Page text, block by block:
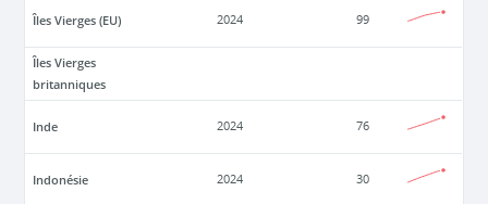
Îles Vierges (EU) 2024 99
Îles Vierges
britanniques
Inde 2024 76
Indonésie 2024 30